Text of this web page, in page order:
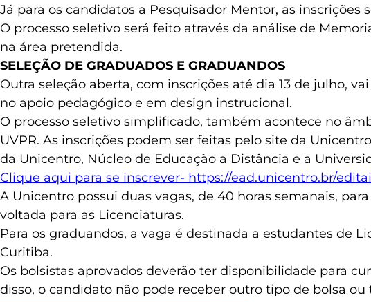
Já para os candidatos a Pesquisador Mentor, as inscrições
O processo seletivo será feito através da análise de
na área pretendida.
SELEÇÃO DE GRADUADOS E GRADUANDOS
Outra seleção aberta, com inscrições até dia 13 de julho,
no apoio pedagógico e em design instrucional.
O processo seletivo simplificado, também acontece no
UVPR. As inscrições podem ser feitas pelo site da
da Unicentro, Núcleo de Educação a Distância e a
Clique aqui para se inscrever- https://ead.unicentro.br/
A Unicentro possui duas vagas, de 40 horas semanais,
voltada para as Licenciaturas.
Para os graduandos, a vaga é destinada a estudantes de
Curitiba.
Os bolsistas aprovados deverão ter disponibilidade para
disso, o candidato não pode receber outro tipo de bolsa